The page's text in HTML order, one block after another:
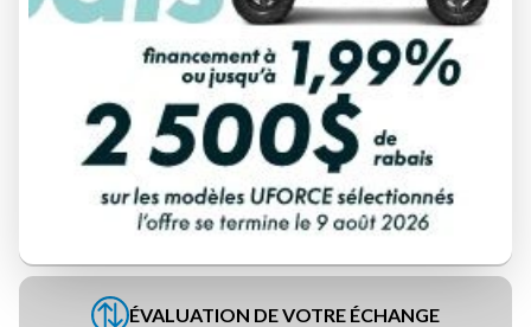
DEMANDE DE FINANCEMENT
ÉVALUATION DE VOTRE ÉCHANGE